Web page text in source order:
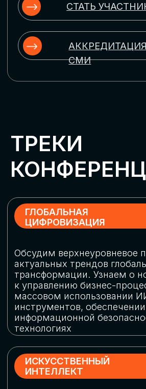
Выясним, как в наши дни уверенно
защищать свой бизнес от киберугроз
ЦИФРОВИЗАЦИЯ
МАРКЕТИНГА И ПРОДАЖ
Обменяемся опытом, какие ИИ-решения
в маркетинге и продажах наиболее
рекламными кампаниями показывают
наибольшую эффективность
производительности и кейсы
оптимизации процессов найма,
развития, оценки и удержания
РОБОТИЗАЦИЯ
Узнаем, в каких отраслях ИИ
«материализуется», какие роботы
решают сложные бизнес-задачи, а где
только обсуждают концепции
роботизации и потенциальные бюджеты
на тестирование образцов
ЦИФРОВИЗАЦИЯ
КЛИЕНТСКОГО СЕРВИСА
Разберем кейсы в сфере цифровизации